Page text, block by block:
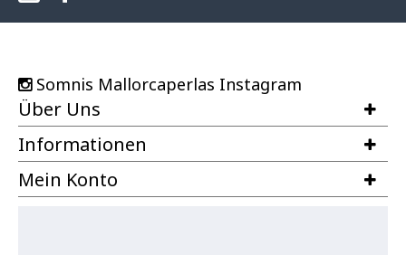
Somnis Mallorcaperlas Instagram
Über Uns
Informationen
Mein Konto